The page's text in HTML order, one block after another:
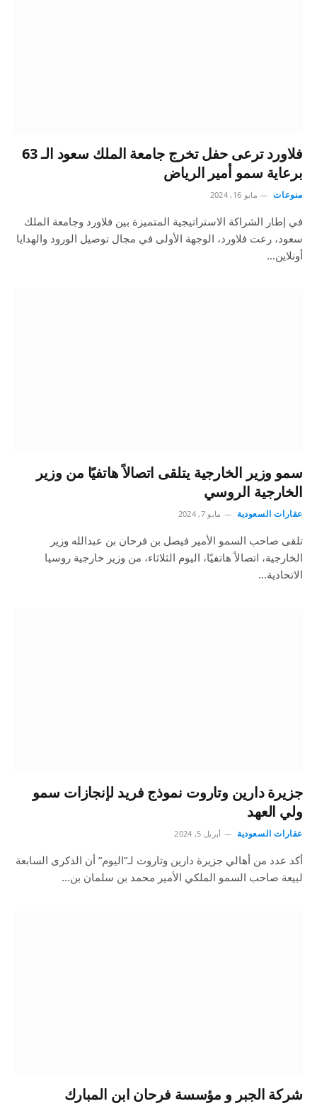
فلاورد ترعى حفل تخرج جامعة الملك سعود الـ 63
برعاية سمو أمير الرياض
منوعات مايو 16, 2024
في إطار الشراكة الاستراتيجية المتميزة بين فلاورد وجامعة الملك
سعود، رعت فلاورد، الوجهة الأولى في مجال توصيل الورود والهدايا
أونلاين…
سمو وزير الخارجية يتلقى اتصالاً هاتفيًا من وزير
الخارجية الروسي
عقارات السعودية مايو 7, 2024
تلقى صاحب السمو الأمير فيصل بن فرحان بن عبدالله وزير
الخارجية، اتصالاً هاتفيًا، اليوم الثلاثاء، من وزير خارجية روسيا
الاتحادية…
جزيرة دارين وتاروت نموذج فريد لإنجازات سمو
ولي العهد
عقارات السعودية أبريل 5, 2024
أكد عدد من أهالي جزيرة دارين وتاروت لـ”اليوم” أن الذكرى السابعة
لبيعة صاحب السمو الملكي الأمير محمد بن سلمان بن…
شركة الجبر و مؤسسة فرحان ابن المبارك